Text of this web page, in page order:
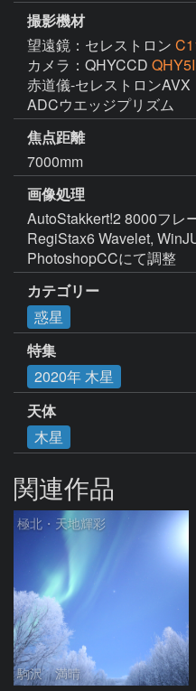
撮影機材
望遠鏡：セレストロン
カメラ：QHYCCD
赤道儀-セレストロン
ADCウエッジプリズム
焦点距離
7000mm
画像処理
AutoStakkert!2 8000フレ
RegiStax6 Wavelet,
PhotoshopCCにて調整
カテゴリー
惑星
特集
2020年 木星
天体
木星
関連作品
極北・天地輝彩
駒沢 満晴